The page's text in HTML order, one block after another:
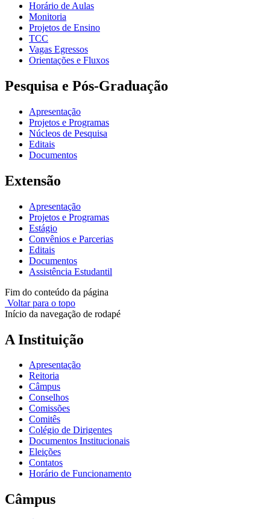
Horário de Aulas
Monitoria
Projetos de Ensino
TCC
Vagas Egressos
Orientações e Fluxos
Pesquisa e Pós-Graduação
Apresentação
Projetos e Programas
Núcleos de Pesquisa
Editais
Documentos
Extensão
Apresentação
Projetos e Programas
Estágio
Convênios e Parcerias
Editais
Documentos
Assistência Estudantil
Fim do conteúdo da página
Voltar para o topo
Início da navegação de rodapé
A Instituição
Apresentação
Reitoria
Câmpus
Conselhos
Comissões
Comitês
Colégio de Dirigentes
Documentos Institucionais
Eleições
Contatos
Horário de Funcionamento
Câmpus